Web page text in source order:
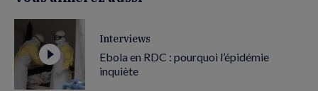
Interviews
Ebola en RDC : pourquoi l’épidémie
inquiète